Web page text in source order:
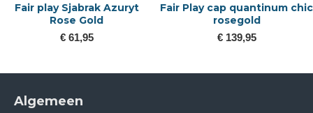
Fair play Sjabrak Azuryt
Rose Gold
€ 61,95
Fair Play cap quantinum chic
rosegold
€ 139,95
Algemeen